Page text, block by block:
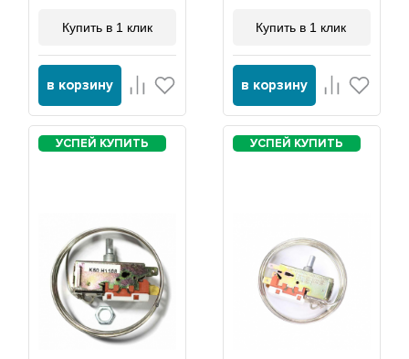
Купить в 1 клик
в корзину
Купить в 1 клик
в корзину